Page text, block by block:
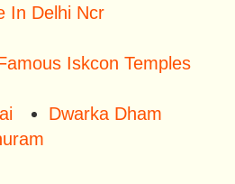
In Delhi Ncr
Iskcon Temples
Dwarka Dham